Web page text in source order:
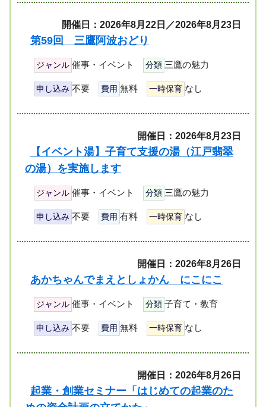
開催日：2026年8月22日／2026年8月23日
第59回 三鷹阿波おどり
ジャンル 催事・イベント 分類 三鷹の魅力
申し込み 不要 費用 無料 一時保育 なし
開催日：2026年8月23日
【イベント湯】子育て支援の湯（江戸翡翠
の湯）を実施します
ジャンル 催事・イベント 分類 三鷹の魅力
申し込み 不要 費用 有料 一時保育 なし
開催日：2026年8月26日
あかちゃんでまえとしょかん にこにこ
ジャンル 催事・イベント 分類 子育て・教育
申し込み 不要 費用 無料 一時保育 なし
開催日：2026年8月26日
起業・創業セミナー「はじめての起業のた